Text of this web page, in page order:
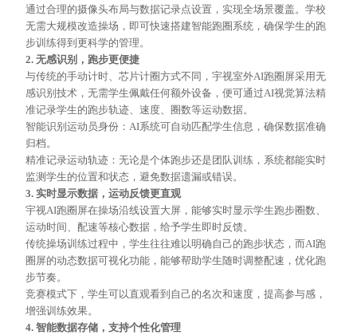
通过合理的摄像头布局与数据记录点设置，实现全场景覆盖。学校
无需大规模改造操场，即可快速搭建智能跑圈系统，确保学生的跑
步训练得到更科学的管理。
2. 无感识别，跑步更便捷
与传统的手动计时、芯片计圈方式不同，宇视室外AI跑圈屏采用无
感识别技术，无需学生佩戴任何额外设备，便可通过AI视觉算法精
准记录学生的跑步轨迹、速度、圈数等运动数据。
智能识别运动员身份：AI系统可自动匹配学生信息，确保数据准确
归档。
精准记录运动轨迹：无论是个体跑步还是团队训练，系统都能实时
监测学生的位置和状态，避免数据遗漏或错误。
3. 实时显示数据，运动反馈更直观
宇视AI跑圈屏在操场沿线设置大屏，能够实时显示学生跑步圈数、
运动时间、配速等核心数据，给予学生即时反馈。
传统操场训练过程中，学生往往难以明确自己的跑步状态，而AI跑
圈屏的动态数据可视化功能，能够帮助学生随时调整配速，优化跑
步节奏。
竞赛模式下，学生可以直观看到自己的名次和速度，提高参与感，
增强训练效果。
4. 智能数据存储，支持个性化管理